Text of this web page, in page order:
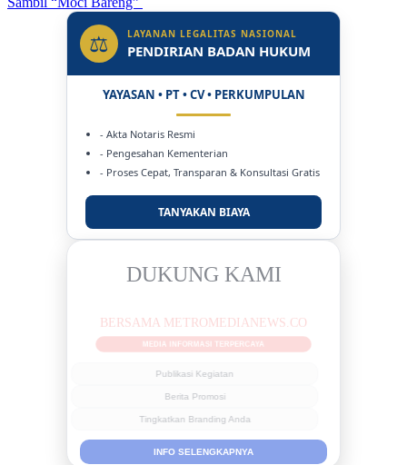
⚖ LAYANAN LEGALITAS NASIONAL
PENDIRIAN BADAN HUKUM
YAYASAN • PT • CV • PERKUMPULAN
- Akta Notaris Resmi
- Pengesahan Kementerian
- Proses Cepat, Transparan & Konsultasi Gratis
TANYAKAN BIAYA
DUKUNG KAMI
MEDIA INFORMASI TERPERCAYA
Publikasi Kegiatan
Berita Promosi
Tingkatkan Branding Anda
INFO SELENGKAPNYA